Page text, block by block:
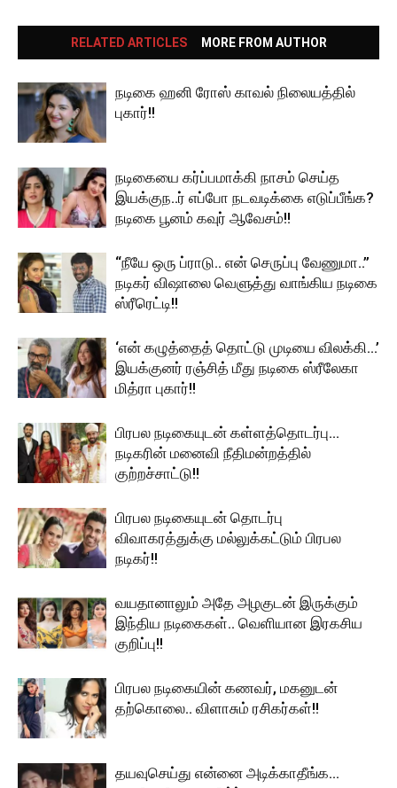
RELATED ARTICLES MORE FROM AUTHOR
நடிகை ஹனி ரோஸ் காவல் நிலையத்தில்
புகார்!!
நடிகையை கர்ப்பமாக்கி நாசம் செய்த
இயக்குந..ர் எப்போ நடவடிக்கை எடுப்பீங்க?
நடிகை பூனம் கவுர் ஆவேசம்!!
“நீயே ஒரு ப்ராடு.. என் செருப்பு வேணுமா..”
நடிகர் விஷாலை வெளுத்து வாங்கிய நடிகை
ஸ்ரீரெட்டி!!
‘என் கழுத்தைத் தொட்டு முடியை விலக்கி…’
இயக்குனர் ரஞ்சித் மீது நடிகை ஸ்ரீலேகா
மித்ரா புகார்!!
பிரபல நடிகையுடன் கள்ளத்தொடர்பு…
நடிகரின் மனைவி நீதிமன்றத்தில்
குற்றச்சாட்டு!!
பிரபல நடிகையுடன் தொடர்பு
விவாகரத்துக்கு மல்லுக்கட்டும் பிரபல
நடிகர்!!
வயதானாலும் அதே அழகுடன் இருக்கும்
இந்திய நடிகைகள்.. வெளியான இரகசிய
குறிப்பு!!
பிரபல நடிகையின் கணவர், மகனுடன்
தற்கொலை.. விளாசும் ரசிகர்கள்!!
தயவுசெய்து என்னை அடிக்காதீங்க…